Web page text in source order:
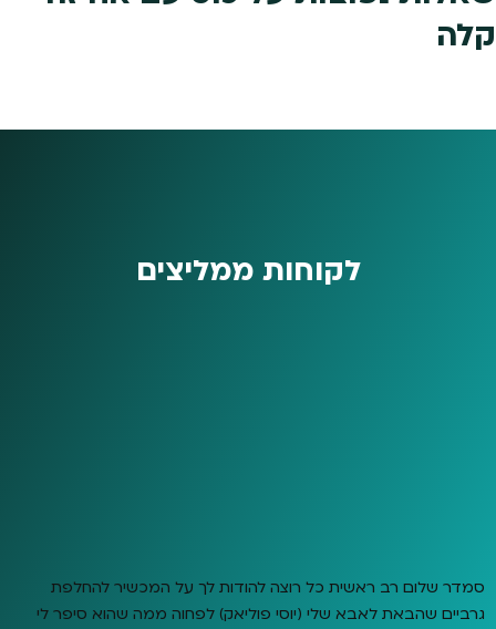
קלה
לקוחות ממליצים
סמדר שלום רב ראשית כל רוצה להודות לך על המכשיר להחלפת
גרביים שהבאת לאבא שלי (יוסי פוליאק) לפחוה ממה שהוא סיפר לי